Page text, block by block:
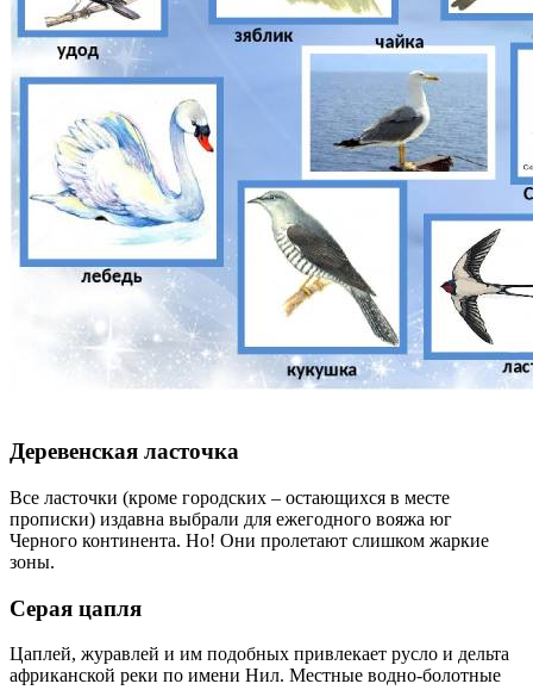
Деревенская ласточка
Все ласточки (кроме городских – остающихся в месте
прописки) издавна выбрали для ежегодного вояжа юг
Черного континента. Но! Они пролетают слишком жаркие
зоны.
Серая цапля
Цаплей, журавлей и им подобных привлекает русло и дельта
африканской реки по имени Нил. Местные водно-болотные